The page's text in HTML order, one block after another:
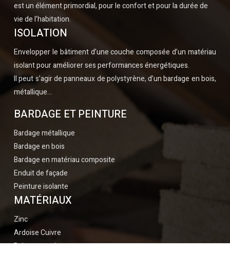
est un élément primordial, pour le confort et pour la durée de
vie de l’habitation.
ISOLATION
Envelopper le bâtiment d’une couche composée d’un matériau
isolant pour améliorer ses performances énergétiques.
Il peut s’agir de panneaux de polystyrène, d’un bardage en bois,
métallique…
BARDAGE ET PEINTURE
Bardage métallique
Bardage en bois
Bardage en matériau composite
Enduit de façade
Peinture isolante
MATÉRIAUX
Zinc
Ardoise Cuivre
Bois composite